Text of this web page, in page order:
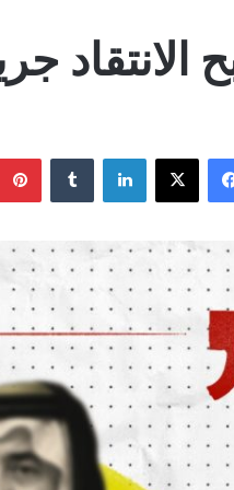
الانتقاد
فيسبوك X لينكدإن